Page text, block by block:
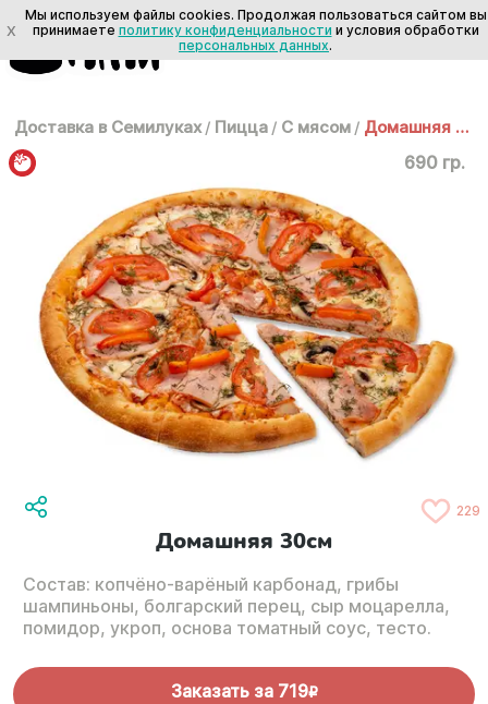
Доставка в Семилуках / Пицца / С мясом / Домашняя 30см
690 гр.
229
Домашняя 30см
Состав: копчёно-варёный карбонад, грибы
шампиньоны, болгарский перец, сыр моцарелла,
помидор, укроп, основа томатный соус, тесто.
Заказать за 719R
X
Мы используем файлы cookies. Продолжая пользоваться сайтом вы
принимаете политику конфиденциальности и условия обработки
персональных данных.